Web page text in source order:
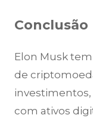
Conclusão
Elon Musk
de
com ativos